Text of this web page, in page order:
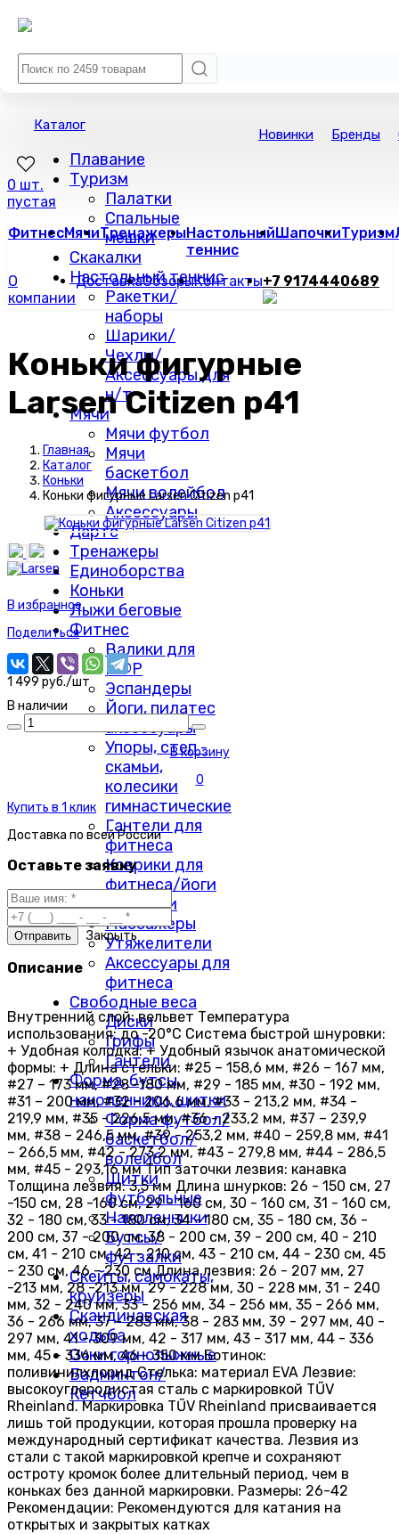
Каталог
Плавание
Туризм
Палатки
Спальные
мешки
Скакалки
Настольный теннис
Ракетки/
наборы
Шарики/
Чехлы/
Аксессуары для
н/т
Мячи
Мячи футбол
Мячи
баскетбол
Мячи волейбол
Аксессуары
Дартс
Тренажеры
Единоборства
Коньки
Лыжи беговые
Фитнес
Валики для
МФР
Эспандеры
Йоги, пилатес
аксессуары
Упоры, степ -
скамьи,
колесики
гимнастические
Гантели для
фитнеса
Коврики для
фитнеса/йоги
Скакалки
Массажеры
Утяжелители
Аксессуары для
фитнеса
Свободные веса
Диски
Грифы
Гантели
Форма, бутсы,
наколенники, щитки
Форма футбол/
баскетбол/
волейбол
Щитки
футбольные
Наколенники
Бутсы/
футзалки
Скейты, самокаты,
круизёры
Скандинавская
ходьба
Очки горнолыжные
Бадминтон/
Кетчбол
Новинки Бренды
0 шт.
пустая
ФитнесМячиТренажерыНастольный
теннис
ШапочкиТуризм
О
компании
ДоставкаОбзорыКонтакты+7 9174440689
Коньки фигурные
Larsen Citizen р41
Главная
Каталог
Коньки
Коньки фигурные Larsen Citizen р41
В избранное
Поделиться
1 499 руб./шт
В наличии
В корзину
0
Купить в 1 клик
Доставка по всей России
Оставьте заявку
Закрыть
Описание
Внутренний слой: вельвет Температура
использования: до -20°С Система быстрой шнуровки:
+ Удобная колодка: + Удобный язычок анатомической
формы: + Длина стельки: #25 – 158,6 мм, #26 – 167 мм,
#27 – 173 мм, #28 -180 мм, #29 - 185 мм, #30 - 192 мм,
#31 – 200 мм, #32 - 206,6 мм, #33 - 213,2 мм, #34 -
219,9 мм, #35 - 226,5 мм, #36 - 233,2 мм, #37 – 239,9
мм, #38 – 246,5 мм, #39 - 253,2 мм, #40 – 259,8 мм, #41
– 266,5 мм, #42 - 273,2 мм, #43 - 279,8 мм, #44 - 286,5
мм, #45 - 293,16 мм Тип заточки лезвия: канавка
Толщина лезвия: 3,5 мм Длина шнурков: 26 - 150 см, 27
-150 см, 28 -160 см, 29 - 160 см, 30 - 160 см, 31 - 160 см,
32 - 180 см, 33 - 180 см, 34 - 180 см, 35 - 180 см, 36 -
200 см, 37 - 200 см, 38 - 200 см, 39 - 200 см, 40 - 210
см, 41 - 210 см, 42 - 210 см, 43 - 210 см, 44 - 230 см, 45
- 230 см, 46 - 230 см Длина лезвия: 26 - 207 мм, 27
-213 мм, 28 -213 мм, 29 - 228 мм, 30 - 228 мм, 31 - 240
мм, 32 - 240 мм, 33 - 256 мм, 34 - 256 мм, 35 - 266 мм,
36 - 266 мм, 37 - 283 мм, 38 - 283 мм, 39 - 297 мм, 40 -
297 мм, 41 - 309 мм, 42 - 317 мм, 43 - 317 мм, 44 - 336
мм, 45 - 336 мм, 46 - 350 мм Ботинок:
поливинилхлорид Стелька: материал EVA Лезвие:
высокоуглеродистая сталь с маркировкой TŰV
Rheinland. Маркировка TŰV Rheinland присваивается
лишь той продукции, которая прошла проверку на
международный сертификат качества. Лезвия из
стали с такой маркировкой крепче и сохраняют
остроту кромок более длительный период, чем в
коньках без данной маркировки. Размеры: 26-42
Рекомендации: Рекомендуются для катания на
открытых и закрытых катках